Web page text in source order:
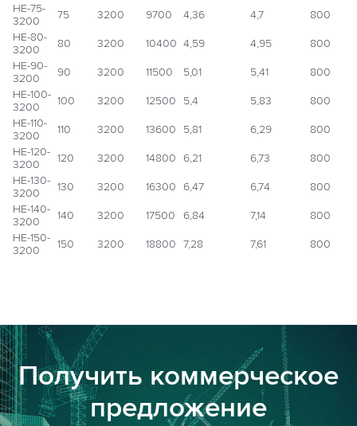
НЕ-75-
3200
75 3200 9700 4,36 4,7
800
НЕ-80-
3200
80 3200 10400 4,59 4,95
800
НЕ-90-
3200
90 3200 11500 5,01 5,41
800
НЕ-100-
3200
100 3200 12500 5,4 5,83
800
НЕ-110-
3200
110 3200 13600 5,81 6,29
800
НЕ-120-
3200
120 3200 14800 6,21 6,73
800
НЕ-130-
3200
130 3200 16300 6,47 6,74
800
НЕ-140-
3200
140 3200 17500 6,84 7,14
800
НЕ-150-
3200
150 3200 18800 7,28 7,61 800
Получить коммерческое
предложение